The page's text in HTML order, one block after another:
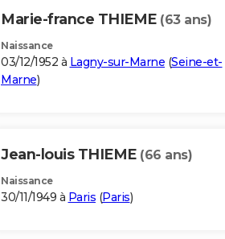
Marie-france THIEME (63 ans)
Naissance
03/12/1952 à Lagny-sur-Marne (Seine-et-
Marne)
Jean-louis THIEME (66 ans)
Naissance
30/11/1949 à Paris (Paris)